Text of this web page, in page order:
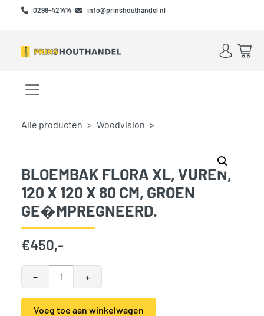
Skip to main content
Skip to footer
0299-421414 info@prinshouthandel.nl
Account
Menu openen/sluiten
Alle producten Woodvision
BLOEMBAK FLORA XL, VUREN,
120 X 120 X 80 CM, GROEN
GE�MPREGNEERD.
€450,-
− +
Voeg toe aan winkelwagen